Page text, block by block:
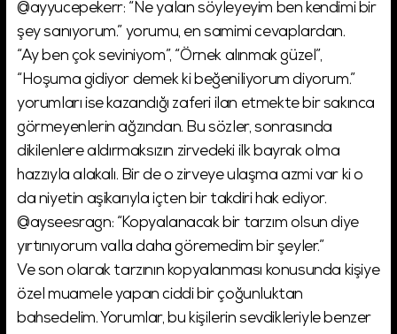
@ayyucepekerr: “Ne yalan söyleyeyim ben kendimi bir
şey sanıyorum.” yorumu, en samimi cevaplardan.
“Ay ben çok seviniyom”, “Örnek alınmak güzel”,
“Hoşuma gidiyor demek ki beğeniliyorum diyorum.”
yorumları ise kazandığı zaferi ilan etmekte bir sakınca
görmeyenlerin ağzından. Bu sözler, sonrasında
dikilenlere aldırmaksızın zirvedeki ilk bayrak olma
hazzıyla alakalı. Bir de o zirveye ulaşma azmi var ki o
da niyetin aşikarıyla içten bir takdiri hak ediyor.
@ayseesragn: “Kopyalanacak bir tarzım olsun diye
yırtınıyorum valla daha göremedim bir şeyler.”
Ve son olarak tarzının kopyalanması konusunda kişiye
özel muamele yapan ciddi bir çoğunluktan
bahsedelim. Yorumlar, bu kişilerin sevdikleriyle benzer